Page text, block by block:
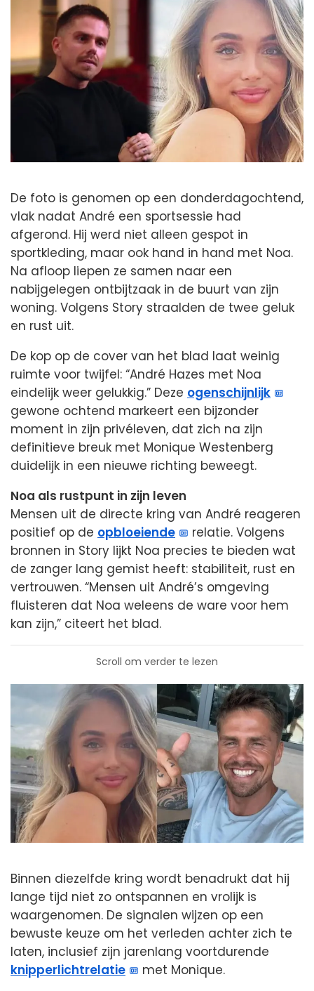
De foto is genomen op een donderdagochtend,
vlak nadat André een sportsessie had
afgerond. Hij werd niet alleen gespot in
sportkleding, maar ook hand in hand met Noa.
Na afloop liepen ze samen naar een
nabijgelegen ontbijtzaak in de buurt van zijn
woning. Volgens Story straalden de twee geluk
en rust uit.
De kop op de cover van het blad laat weinig
ruimte voor twijfel: “André Hazes met Noa
eindelijk weer gelukkig.” Deze ogenschijnlijk
gewone ochtend markeert een bijzonder
moment in zijn privéleven, dat zich na zijn
definitieve breuk met Monique Westenberg
duidelijk in een nieuwe richting beweegt.
Noa als rustpunt in zijn leven
Mensen uit de directe kring van André reageren
positief op de opbloeiende
relatie. Volgens
bronnen in Story lijkt Noa precies te bieden wat
de zanger lang gemist heeft: stabiliteit, rust en
vertrouwen. “Mensen uit André’s omgeving
fluisteren dat Noa weleens de ware voor hem
kan zijn,” citeert het blad.
Scroll om verder te lezen
Binnen diezelfde kring wordt benadrukt dat hij
lange tijd niet zo ontspannen en vrolijk is
waargenomen. De signalen wijzen op een
bewuste keuze om het verleden achter zich te
laten, inclusief zijn jarenlang voortdurende
knipperlichtrelatie
met Monique.